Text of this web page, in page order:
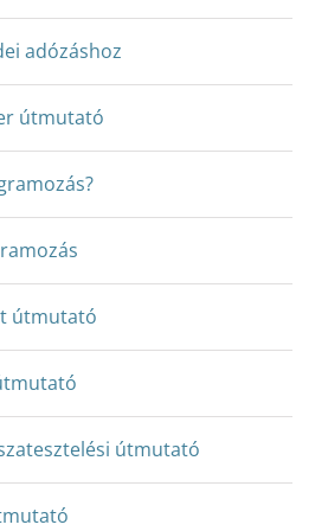
adózáshoz
útmutató
útmutató
útmutató